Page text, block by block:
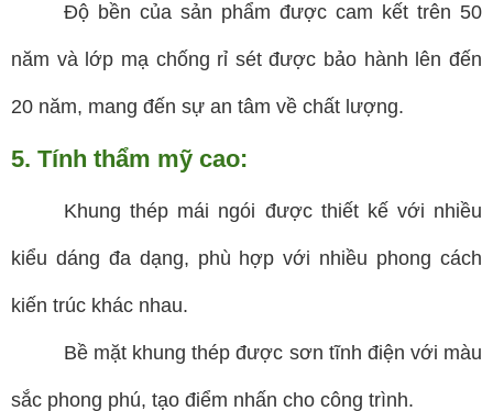
Độ bền của sản phẩm được cam kết trên 50
năm và lớp mạ chống rỉ sét được bảo hành lên đến
20 năm, mang đến sự an tâm về chất lượng.
5. Tính thẩm mỹ cao:
Khung thép mái ngói được thiết kế với nhiều
kiểu dáng đa dạng, phù hợp với nhiều phong cách
kiến trúc khác nhau.
Bề mặt khung thép được sơn tĩnh điện với màu
sắc phong phú, tạo điểm nhấn cho công trình.